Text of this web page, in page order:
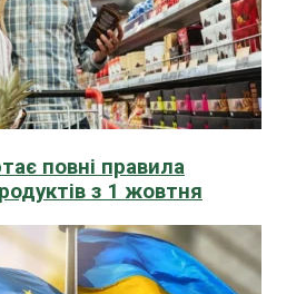
повні правила
з 1 жовтня